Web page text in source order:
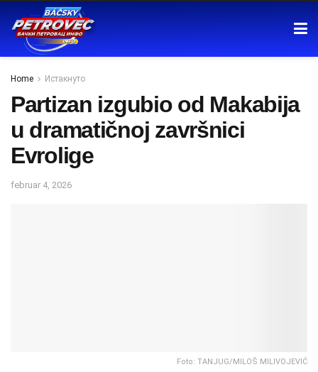
Home Истакнуто
Partizan izgubio od Makabija
u dramatičnoj završnici
Evrolige
februar 4, 2026
Foto: TANJUG/MILOŠ MILIVOJEVIĆ